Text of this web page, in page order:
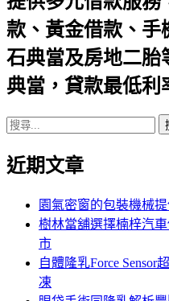
航
列
款、黃金借款、手
石典當及房地二胎
典當，貸款最低利
搜
關
近期文章
園氣密窗的包裝機械
樹林當舖選擇楠梓汽
市
自體隆乳Force Sensor
凍